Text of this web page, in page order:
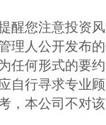
醒您注意投资
理人公开发布
任何形式的要
自行寻求专业
，本公司不对